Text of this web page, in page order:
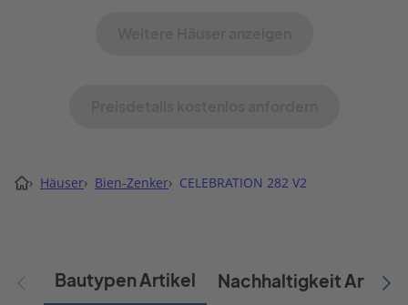
› Häuser› Bien-Zenker› CELEBRATION 282 V2
Bautypen Artikel Nachhaltigkeit Artikel